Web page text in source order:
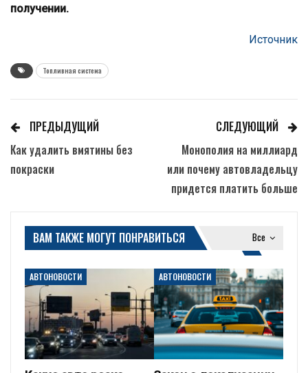
получении.
Источник
Топливная система
ПРЕДЫДУЩИЙ
Как удалить вмятины без
покраски
СЛЕДУЮЩИЙ
Монополия на миллиард
или почему автовладельцу
придется платить больше
Все
ВАМ ТАКЖЕ МОГУТ ПОНРАВИТЬСЯ
АВТОНОВОСТИ АВТОНОВОСТИ